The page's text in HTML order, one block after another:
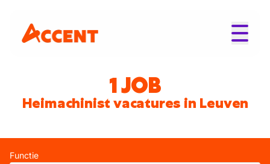
1 JOB
Heimachinist vacatures in Leuven
Functie